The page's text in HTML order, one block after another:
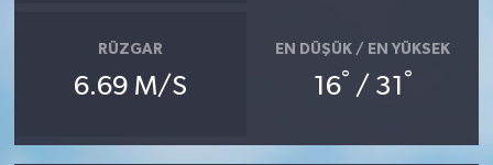
RÜZGAR
6.69 M/S
EN DÜŞÜK / EN YÜKSEK
16° / 31 °